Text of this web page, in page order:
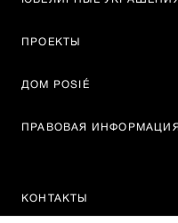
ПРОЕКТЫ
ДОМ POSIÉ
ПРАВОВАЯ ИНФОРМАЦИЯ
КОНТАКТЫ